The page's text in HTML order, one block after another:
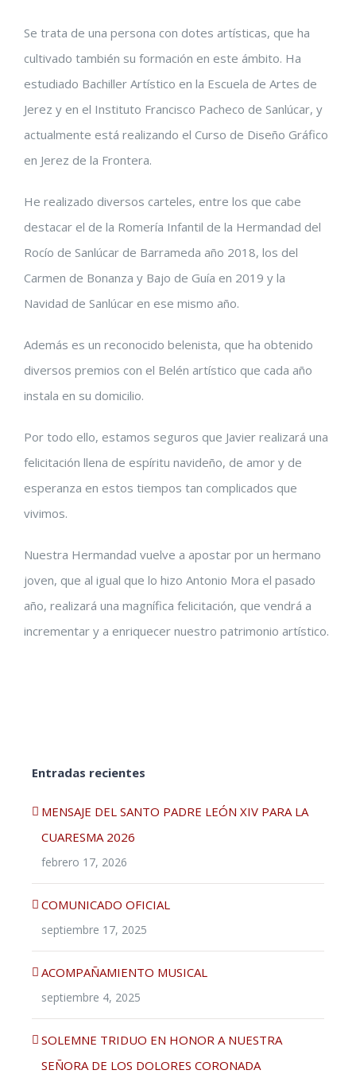
Se trata de una persona con dotes artísticas, que ha
cultivado también su formación en este ámbito. Ha
estudiado Bachiller Artístico en la Escuela de Artes de
Jerez y en el Instituto Francisco Pacheco de Sanlúcar, y
actualmente está realizando el Curso de Diseño Gráfico
en Jerez de la Frontera.
He realizado diversos carteles, entre los que cabe
destacar el de la Romería Infantil de la Hermandad del
Rocío de Sanlúcar de Barrameda año 2018, los del
Carmen de Bonanza y Bajo de Guía en 2019 y la
Navidad de Sanlúcar en ese mismo año.
Además es un reconocido belenista, que ha obtenido
diversos premios con el Belén artístico que cada año
instala en su domicilio.
Por todo ello, estamos seguros que Javier realizará una
felicitación llena de espíritu navideño, de amor y de
esperanza en estos tiempos tan complicados que
vivimos.
Nuestra Hermandad vuelve a apostar por un hermano
joven, que al igual que lo hizo Antonio Mora el pasado
año, realizará una magnífica felicitación, que vendrá a
incrementar y a enriquecer nuestro patrimonio artístico.
Entradas recientes
MENSAJE DEL SANTO PADRE LEÓN XIV PARA LA
CUARESMA 2026
febrero 17, 2026
COMUNICADO OFICIAL
septiembre 17, 2025
ACOMPAÑAMIENTO MUSICAL
septiembre 4, 2025
SOLEMNE TRIDUO EN HONOR A NUESTRA
SEÑORA DE LOS DOLORES CORONADA